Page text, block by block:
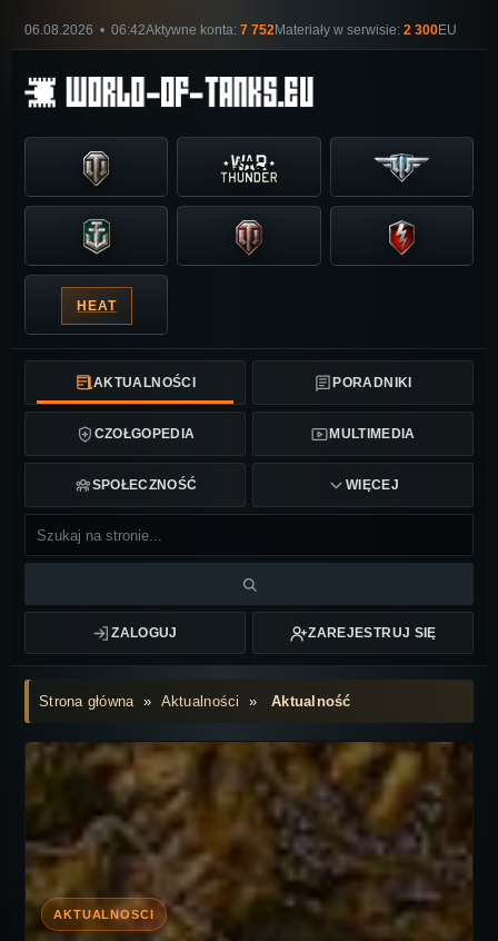
06.08.2026 • 06:42Aktywne konta: 7 752Materiały w serwisie: 2 300EU
HEAT
AKTUALNOŚCI PORADNIKI
CZOŁGOPEDIA MULTIMEDIA
SPOŁECZNOŚĆ WIĘCEJ
ZALOGUJ ZAREJESTRUJ SIĘ
Strona główna» Aktualności »Aktualność